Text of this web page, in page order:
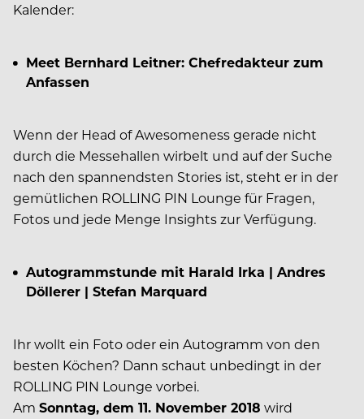
Kalender:
Meet Bernhard Leitner: Chefredakteur zum
Anfassen
Wenn der Head of Awesomeness gerade nicht
durch die Messehallen wirbelt und auf der Suche
nach den spannendsten Stories ist, steht er in der
gemütlichen ROLLING PIN Lounge für Fragen,
Fotos und jede Menge Insights zur Verfügung.
Autogrammstunde mit Harald Irka | Andres
Döllerer | Stefan Marquard
Ihr wollt ein Foto oder ein Autogramm von den
besten Köchen? Dann schaut unbedingt in der
ROLLING PIN Lounge vorbei.
Am Sonntag, dem 11. November 2018 wird